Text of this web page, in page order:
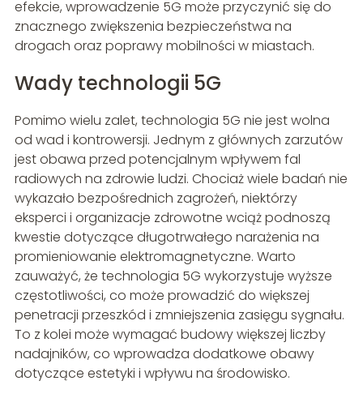
efekcie, wprowadzenie 5G może przyczynić się do
znacznego zwiększenia bezpieczeństwa na
drogach oraz poprawy mobilności w miastach.
Wady technologii 5G
Pomimo wielu zalet, technologia 5G nie jest wolna
od wad i kontrowersji. Jednym z głównych zarzutów
jest obawa przed potencjalnym wpływem fal
radiowych na zdrowie ludzi. Chociaż wiele badań nie
wykazało bezpośrednich zagrożeń, niektórzy
eksperci i organizacje zdrowotne wciąż podnoszą
kwestie dotyczące długotrwałego narażenia na
promieniowanie elektromagnetyczne. Warto
zauważyć, że technologia 5G wykorzystuje wyższe
częstotliwości, co może prowadzić do większej
penetracji przeszkód i zmniejszenia zasięgu sygnału.
To z kolei może wymagać budowy większej liczby
nadajników, co wprowadza dodatkowe obawy
dotyczące estetyki i wpływu na środowisko.